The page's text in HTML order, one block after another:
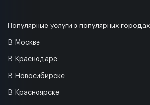
Популярные услуги в популярных городах
В Москве
В Краснодаре
В Новосибирске
В Красноярске